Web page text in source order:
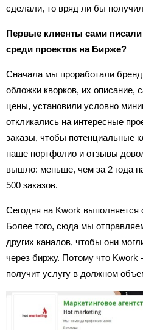
сделали, то вряд ли бы
Первые клиенты сами
среди проектов на Бирже?
Сначала мы проработали
обложки кворков, их
цены, установили условно
откликались на интересные
заказы, чтобы потенциальные
наше портфолио и отзывы
вышло: меньше, чем за 2 года
500 заказов.
Сегодня на Kwork выполняется
Более того, сюда мы
других каналов, чтобы они
через биржу. Потому что Kwork
получит услугу в должном